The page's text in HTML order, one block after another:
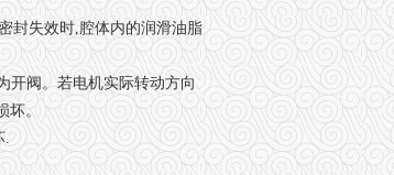
封失效时,腔体内的润滑油脂
开阀。若电机实际转动方向
坏。
.